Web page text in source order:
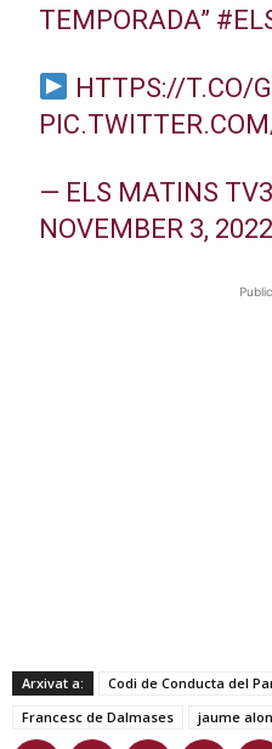
TEMPORADA”
HTTPS://T.CO/
— ELS MATINS
NOVEMBER 3, 2022
Arxivat a:
Codi de Conducta del
Francesc de Dalmases
jaume